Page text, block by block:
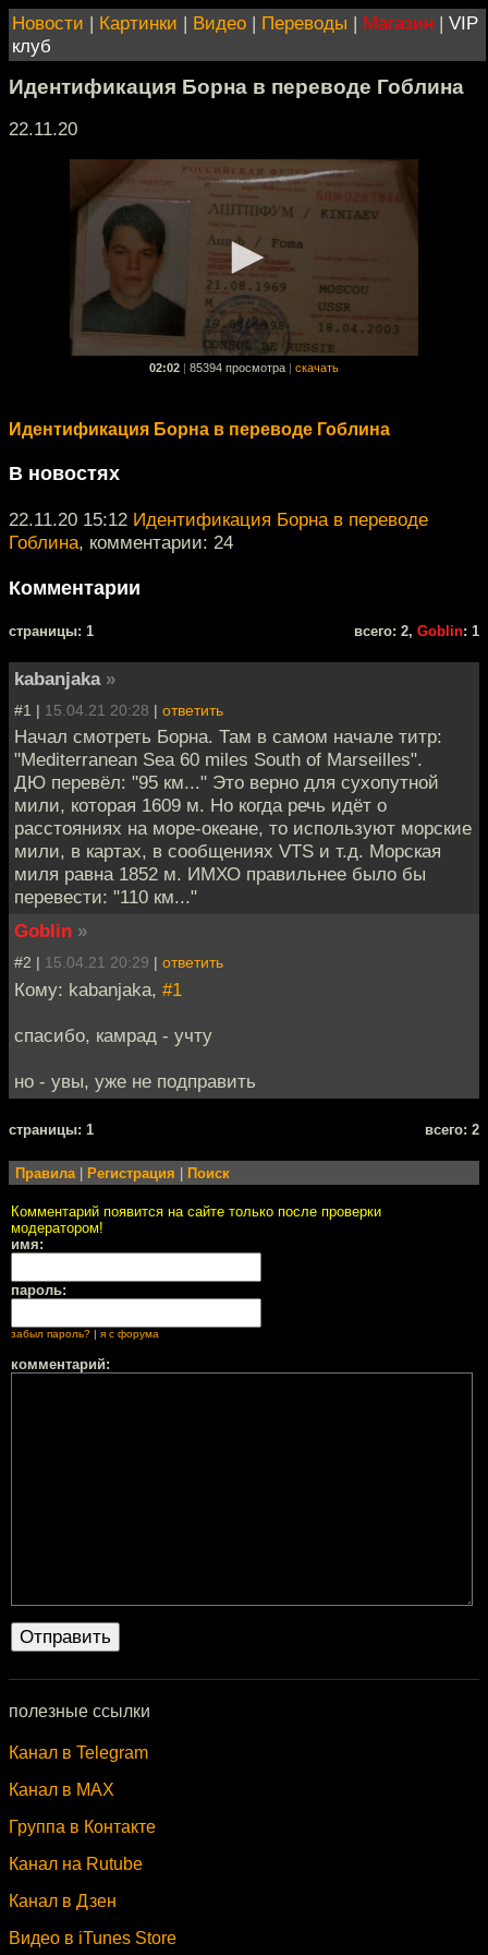
Новости | Картинки | Видео | Переводы | Магазин | VIP
клуб
Идентификация Борна в переводе Гоблина
22.11.20
02:02 85394 просмотра скачать
Идентификация Борна в переводе Гоблина
В новостях
22.11.20 15:12 Идентификация Борна в переводе
Гоблина, комментарии: 24
Комментарии
cтраницы: 1 всего: 2, Goblin: 1
kabanjaka »
#1 | 15.04.21 20:28 | ответить
Начал смотреть Борна. Там в самом начале титр:
"Mediterranean Sea 60 miles South of Marseilles".
ДЮ перевёл: "95 км..." Это верно для сухопутной
мили, которая 1609 м. Но когда речь идёт о
расстояниях на море-океане, то используют морские
мили, в картах, в сообщениях VTS и т.д. Морская
миля равна 1852 м. ИМХО правильнее было бы
перевести: "110 км..."
Goblin »
#2 | 15.04.21 20:29 | ответить
Кому: kabanjaka, #1
спасибо, камрад - учту
но - увы, уже не подправить
cтраницы: 1 всего: 2
Правила | Регистрация | Поиск
Комментарий появится на сайте только после проверки
модератором!
имя:
пароль:
забыл пароль? | я с форума
комментарий:
полезные ссылки
Канал в Telegram
Канал в MAX
Группа в Контакте
Канал на Rutube
Канал в Дзен
Видео в iTunes Store